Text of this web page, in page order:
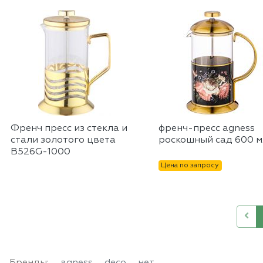
Френч пресс из стекла и
стали золотого цвета
В526G-1000
френч-пресс agness
роскошный сад 600
Цена по запросу